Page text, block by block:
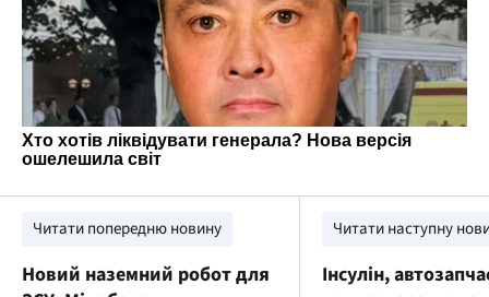
Читати попередню новину
Новий наземний робот для
Читати наступну
Інсулін,